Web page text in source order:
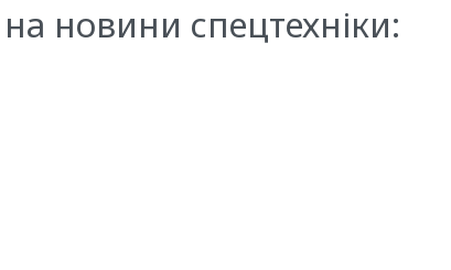
новини спецтехніки: